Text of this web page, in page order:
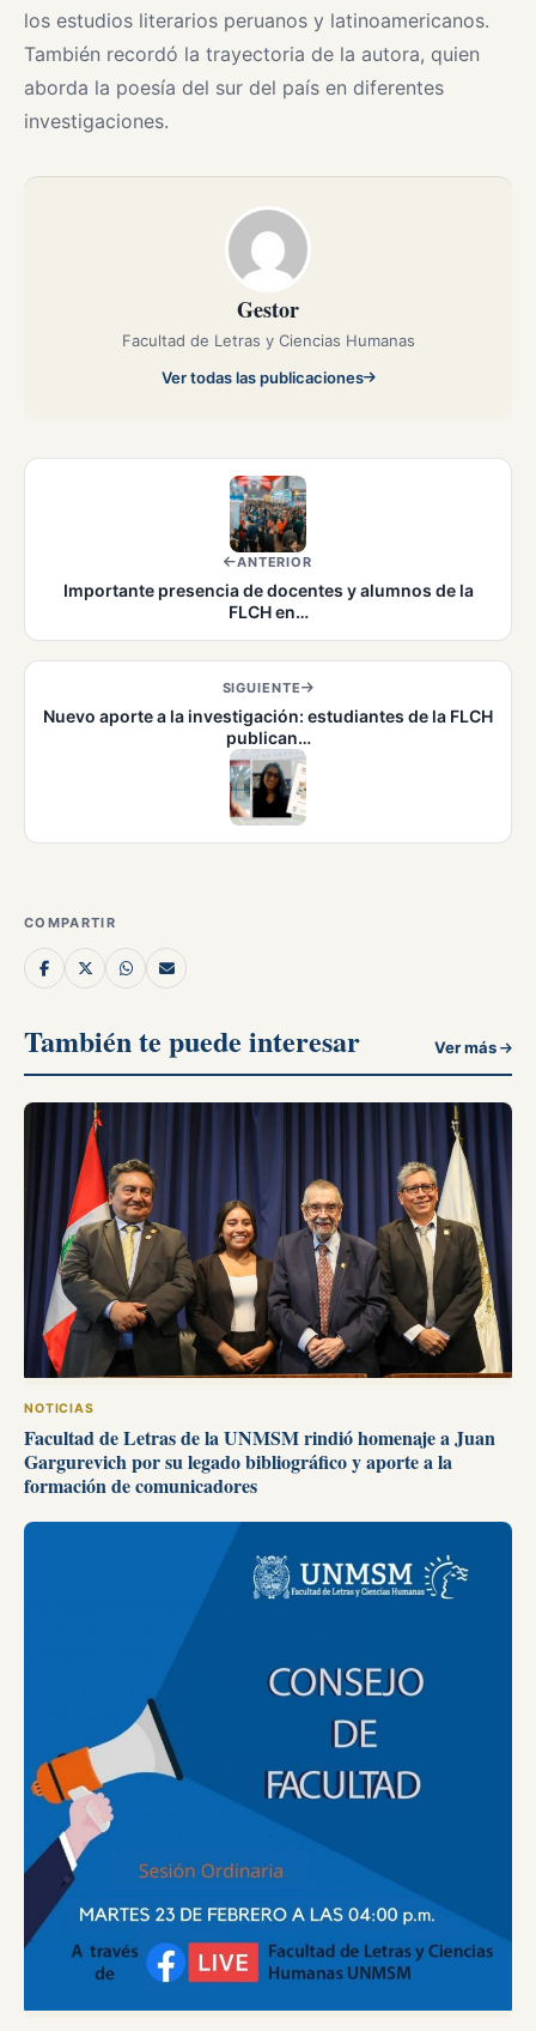
los estudios literarios peruanos y latinoamericanos.
También recordó la trayectoria de la autora, quien
aborda la poesía del sur del país en diferentes
investigaciones.
Gestor
Facultad de Letras y Ciencias Humanas
Ver todas las publicaciones
ANTERIOR
Importante presencia de docentes y alumnos de la
FLCH en…
SIGUIENTE
Nuevo aporte a la investigación: estudiantes de la FLCH
publican…
COMPARTIR
También te puede interesar Ver más
NOTICIAS
Facultad de Letras de la UNMSM rindió homenaje a Juan
Gargurevich por su legado bibliográfico y aporte a la
formación de comunicadores